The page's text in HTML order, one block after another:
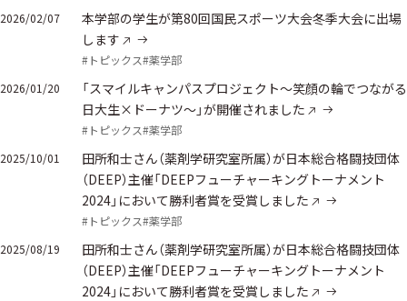
2026/02/07
本学部の学生が第80回国民スポーツ大会冬季大会に出場
します
#トピックス#薬学部
2026/01/20
「スマイルキャンパスプロジェクト～笑顔の輪でつながる
日大生×ドーナツ～」が開催されました
#トピックス#薬学部
2025/10/01
田所和士さん（薬剤学研究室所属）が日本総合格闘技団体
（DEEP）主催「DEEPフューチャーキングトーナメント
2024」において勝利者賞を受賞しました
#トピックス#薬学部
2025/08/19
田所和士さん（薬剤学研究室所属）が日本総合格闘技団体
（DEEP）主催「DEEPフューチャーキングトーナメント
2024」において勝利者賞を受賞しました